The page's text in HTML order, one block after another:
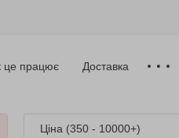
це працює Доставка
Ціна (350 - 10000+)